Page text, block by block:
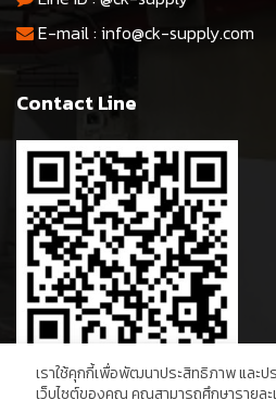
E-mail : info@ck-supply.com
Contact Line
เราใช้คุกกี้เพื่อพัฒนาประสิทธิภาพ และป
เว็บไซต์ของคุณ คุณสามารถศึกษารายละ